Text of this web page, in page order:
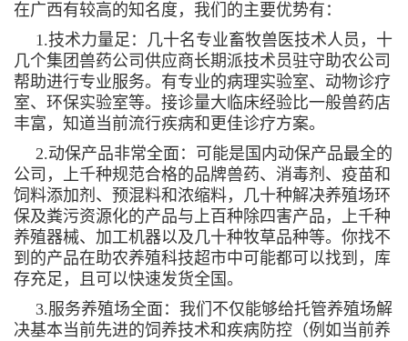
在广西有较高的知名度，我们的主要优势有：
1.技术力量足：几十名专业畜牧兽医技术人员，十
几个集团兽药公司供应商长期派技术员驻守助农公司
帮助进行专业服务。有专业的病理实验室、动物诊疗
室、环保实验室等。接诊量大临床经验比一般兽药店
丰富，知道当前流行疾病和更佳诊疗方案。
2.动保产品非常全面：可能是国内动保产品最全的
公司，上千种规范合格的品牌兽药、消毒剂、疫苗和
饲料添加剂、预混料和浓缩料，几十种解决养殖场环
保及粪污资源化的产品与上百种除四害产品，上千种
养殖器械、加工机器以及几十种牧草品种等。你找不
到的产品在助农养殖科技超市中可能都可以找到，库
存充足，且可以快速发货全国。
3.服务养殖场全面：我们不仅能够给托管养殖场解
决基本当前先进的饲养技术和疾病防控（例如当前养